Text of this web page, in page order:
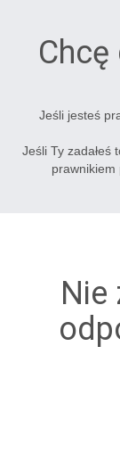
Jeśli jesteś
Jeśli Ty zadałeś
prawnikiem
Nie